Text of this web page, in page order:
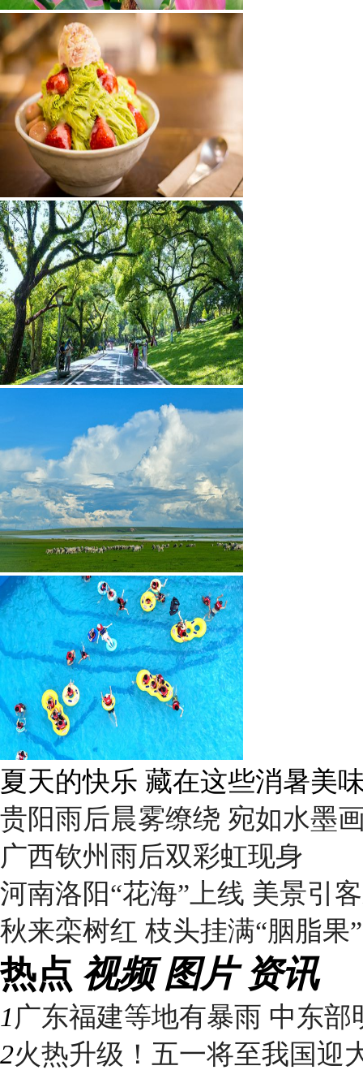
夏天的快乐 藏在这些消暑美
贵阳雨后晨雾缭绕 宛如水墨
广西钦州雨后双彩虹现身
河南洛阳“花海”上线 美景引
秋来栾树红 枝头挂满“胭脂果”
热点 视频 图片 资讯
1 广东福建等地有暴雨 中东部
2火热升级！五一将至我国迎